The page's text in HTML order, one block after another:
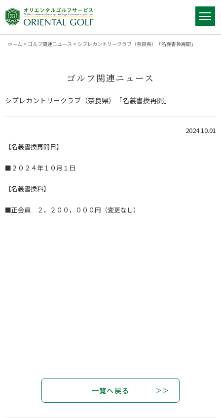
ホーム > ゴルフ関連ニュース > シプレカントリークラブ（奈良県）「名義書換再開」
ゴルフ関連ニュース
シプレカントリークラブ（奈良県）「名義書換再開」
2024.10.01
【名義書換再開日】
■２０２４年１０月１日
【名義書換料】
■正会員 ２，２００，０００円（変更なし）
一覧へ戻る